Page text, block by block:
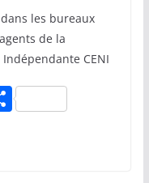
les bureaux
de la
CENI
P